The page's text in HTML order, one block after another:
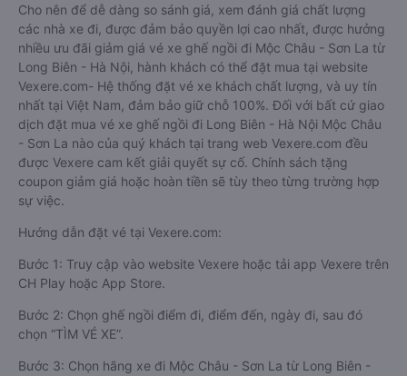
Cho nên để dễ dàng so sánh giá, xem đánh giá chất lượng
các nhà xe đi, được đảm bảo quyền lợi cao nhất, được hưởng
nhiều ưu đãi giảm giá vé xe ghế ngồi đi Mộc Châu - Sơn La từ
Long Biên - Hà Nội, hành khách có thể đặt mua tại website
Vexere.com- Hệ thống đặt vé xe khách chất lượng, và uy tín
nhất tại Việt Nam, đảm bảo giữ chỗ 100%. Đối với bất cứ giao
dịch đặt mua vé xe ghế ngồi đi Long Biên - Hà Nội Mộc Châu
- Sơn La nào của quý khách tại trang web Vexere.com đều
được Vexere cam kết giải quyết sự cố. Chính sách tặng
coupon giảm giá hoặc hoàn tiền sẽ tùy theo từng trường hợp
sự việc.
Hướng dẫn đặt vé tại Vexere.com:
Bước 1: Truy cập vào website Vexere hoặc tải app Vexere trên
CH Play hoặc App Store.
Bước 2: Chọn ghế ngồi điểm đi, điểm đến, ngày đi, sau đó
chọn “TÌM VÉ XE”.
Bước 3: Chọn hãng xe đi Mộc Châu - Sơn La từ Long Biên -